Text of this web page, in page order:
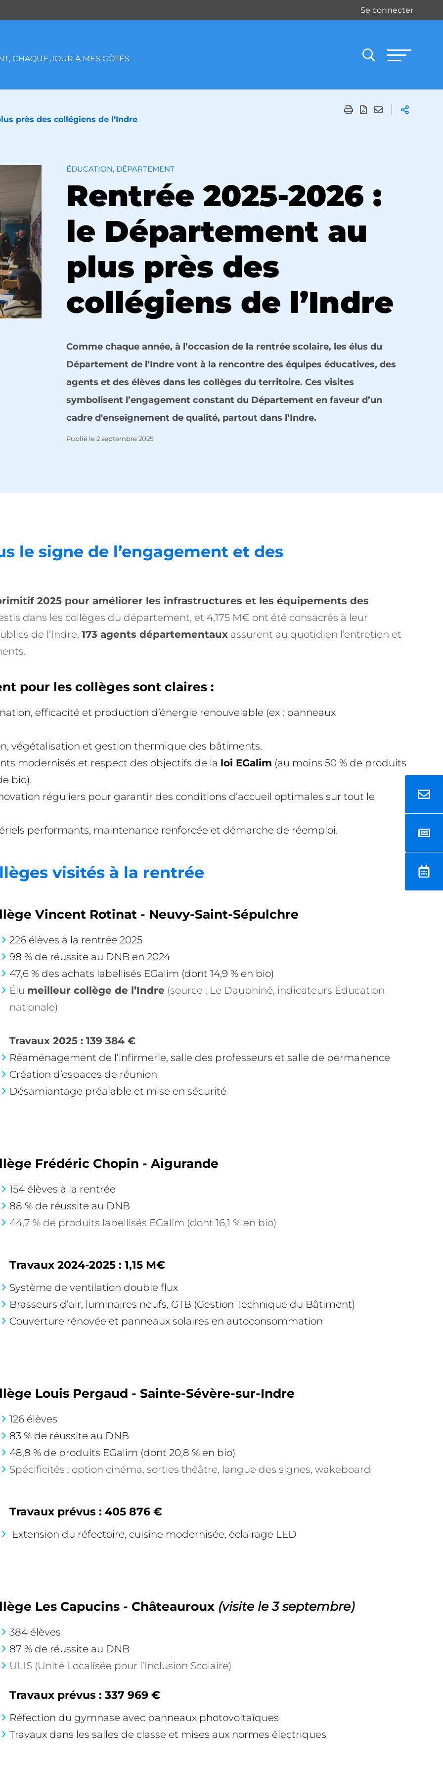
Se connecter
CHAQUE JOUR À MES CÔTÉS
près des collégiens de l’Indre
ÉDUCATION, DÉPARTEMENT
Rentrée 2025-2026 :
le Département au
plus près des
collégiens de l’Indre
Comme chaque année, à l’occasion de la rentrée scolaire, les élus du
Département de l’Indre vont à la rencontre des équipes éducatives, des
agents et des élèves dans les collèges du territoire. Ces visites
symbolisent l’engagement constant du Département en faveur d’un
cadre d'enseignement de qualité, partout dans l’Indre.
Publié le2 septembre 2025
le signe de l’engagement et des
2025 pour améliorer les infrastructures et les équipements des
dans les collèges du département, et 4,175 M€ ont été consacrés à leur
de l’Indre, 173 agents départementaux assurent au quotidien l’entretien et
pour les collèges sont claires :
efficacité et production d’énergie renouvelable (ex : panneaux
végétalisation et gestion thermique des bâtiments.
modernisés et respect des objectifs de la loi EGalim (au moins 50 % de produits
bio).
réguliers pour garantir des conditions d’accueil optimales sur tout le
performants, maintenance renforcée et démarche de réemploi.
visités à la rentrée
Vincent Rotinat - Neuvy-Saint-Sépulchre
226 élèves à la rentrée 2025
98 % de réussite au DNB en 2024
47,6 % des achats labellisés EGalim (dont 14,9 % en bio)
Élu meilleur collège de l’Indre (source : Le Dauphiné, indicateurs Éducation
nationale)
Travaux 2025 : 139 384 €
Réaménagement de l’infirmerie, salle des professeurs et salle de permanence
Création d’espaces de réunion
Désamiantage préalable et mise en sécurité
Frédéric Chopin - Aigurande
154 élèves à la rentrée
88 % de réussite au DNB
44,7 % de produits labellisés EGalim (dont 16,1 % en bio)
Travaux 2024-2025 : 1,15 M€
Système de ventilation double flux
Brasseurs d’air, luminaires neufs, GTB (Gestion Technique du Bâtiment)
Couverture rénovée et panneaux solaires en autoconsommation
Louis Pergaud - Sainte-Sévère-sur-Indre
126 élèves
83 % de réussite au DNB
48,8 % de produits EGalim (dont 20,8 % en bio)
Spécificités : option cinéma, sorties théâtre, langue des signes, wakeboard
Travaux prévus : 405 876 €
Extension du réfectoire, cuisine modernisée, éclairage LED
Les Capucins - Châteauroux (visite le 3 septembre)
384 élèves
87 % de réussite au DNB
ULIS (Unité Localisée pour l’Inclusion Scolaire)
Travaux prévus : 337 969 €
Réfection du gymnase avec panneaux photovoltaïques
Travaux dans les salles de classe et mises aux normes électriques